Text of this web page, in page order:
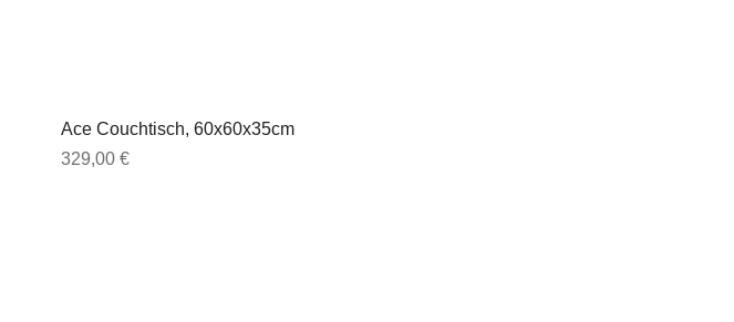
Ace Couchtisch, 60x60x35cm
Preis
329,00 €